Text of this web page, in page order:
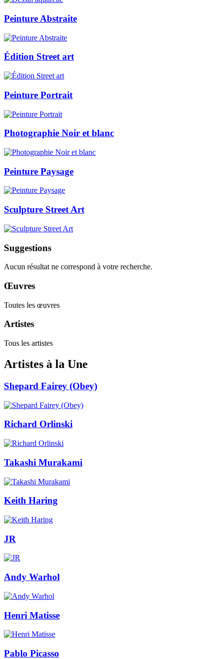
Peinture Abstraite
Édition Street art
Peinture Portrait
Photographie Noir et blanc
Peinture Paysage
Sculpture Street Art
Suggestions
Aucun résultat ne correspond à votre recherche.
Œuvres
Toutes les œuvres
Artistes
Tous les artistes
Artistes à la Une
Shepard Fairey (Obey)
Richard Orlinski
Takashi Murakami
Keith Haring
JR
Andy Warhol
Henri Matisse
Pablo Picasso